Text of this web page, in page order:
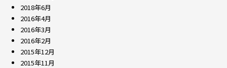
2018年6月
2016年4月
2016年3月
2016年2月
2015年12月
2015年11月